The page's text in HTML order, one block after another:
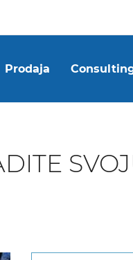
Prodaja